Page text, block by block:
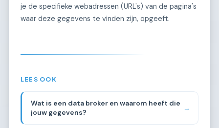
je de specifieke webadressen (URL's) van de pagina's
waar deze gegevens te vinden zijn, opgeeft.
LEES OOK
Wat is een data broker en waarom heeft die
jouw gegevens?
→